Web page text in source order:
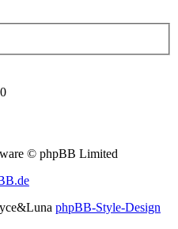
© phpBB Limited
phpBB-Style-Design